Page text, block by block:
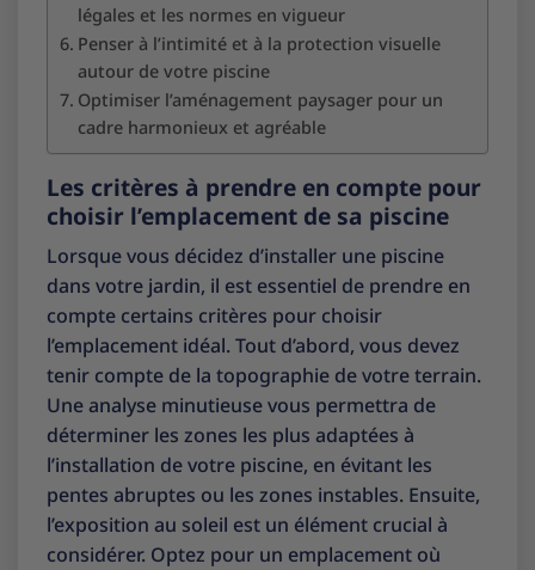
légales et les normes en vigueur
Penser à l’intimité et à la protection visuelle
autour de votre piscine
Optimiser l’aménagement paysager pour un
cadre harmonieux et agréable
Les critères à prendre en compte pour
choisir l’emplacement de sa piscine
Lorsque vous décidez d’installer une piscine
dans votre jardin, il est essentiel de prendre en
compte certains critères pour choisir
l’emplacement idéal. Tout d’abord, vous devez
tenir compte de la topographie de votre terrain.
Une analyse minutieuse vous permettra de
déterminer les zones les plus adaptées à
l’installation de votre piscine, en évitant les
pentes abruptes ou les zones instables. Ensuite,
l’exposition au soleil est un élément crucial à
considérer. Optez pour un emplacement où